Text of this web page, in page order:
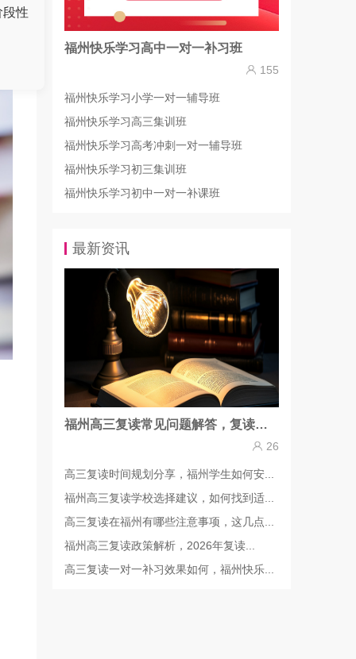
性
福州快乐学习高中一对一补习班
155
福州快乐学习小学一对一辅导班
福州快乐学习高三集训班
福州快乐学习高考冲刺一对一辅导班
福州快乐学习初三集训班
福州快乐学习初中一对一补课班
最新资讯
福州高三复读常见问题解答，复读前需要做哪些准备
26
高三复读时间规划分享，福州学生如何安...
福州高三复读学校选择建议，如何找到适...
高三复读在福州有哪些注意事项，这几点...
福州高三复读政策解析，2026年复读...
高三复读一对一补习效果如何，福州快乐...